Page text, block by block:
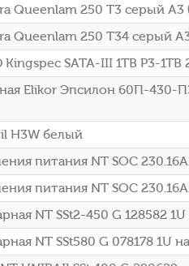
Queenlam 250 T3 серый
Queenlam 250 T34 серый
SATA-III 1TB P3-1TB
Elikor Эпсилон 60П-430-
H3W белый
питания NT SOC
питания NT SOC
NT SSt2-450 G 128582
NT SSt580 G 078178 1U